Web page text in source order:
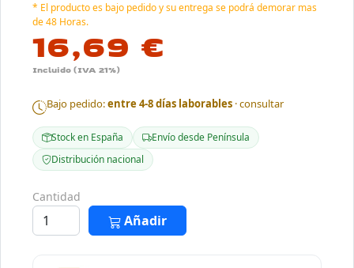
* El producto es bajo pedido y su entrega se podrá demorar mas
de 48 Horas.
16,69 €
Incluido (IVA 21%)
Bajo pedido:entre 4-8 días laborables · consultar
Stock en España
Envío desde Península
Distribución nacional
Cantidad
Añadir